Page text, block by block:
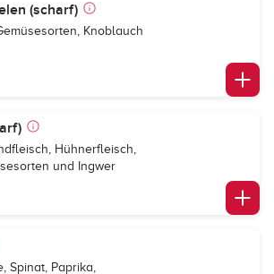
(scharf)
Knoblauch
Hühnerfleisch,
und Ingwer
Spinat, Paprika,